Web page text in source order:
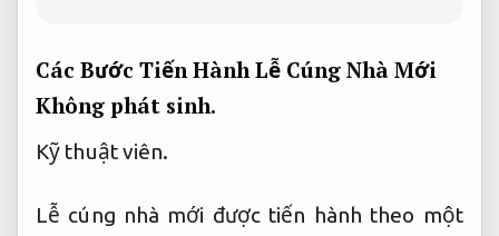
Các Bước Tiến Hành Lễ Cúng Nhà Mới
Không phát sinh.
Kỹ thuật viên.
Lễ cúng nhà mới được tiến hành theo một